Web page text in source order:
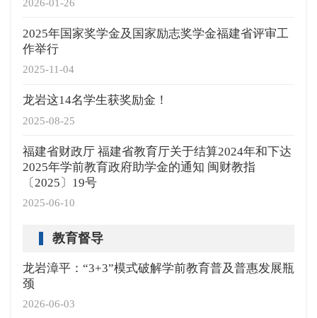
2025-11-04
2025年国家奖学金及国家励志奖学金福建省评审工
作举行
2025-08-25
龙岩这14名学生获奖励金！
2025-06-10
福建省财政厅 福建省教育厅关于结算2024年和下达
2025年学前教育政府助学金的通知 闽财教指
〔2025〕19号
教育督导
2026-06-03
龙岩漳平：“3+3”模式破解学前教育普及普惠发展瓶
颈